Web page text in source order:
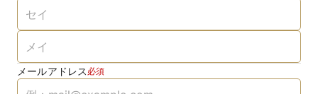
メールアドレス 必須